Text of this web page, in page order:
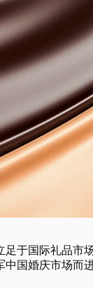
于国际礼品市
国婚庆市场而